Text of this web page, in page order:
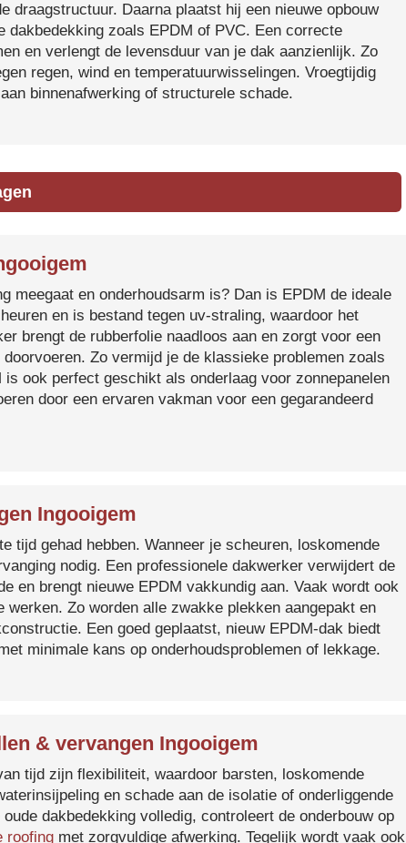
draagstructuur. Daarna plaatst hij een nieuwe opbouw
dakbedekking zoals EPDM of PVC. Een correcte
en verlengt de levensduur van je dak aanzienlijk. Zo
regen, wind en temperatuurwisselingen. Vroegtijdig
binnenafwerking of structurele schade.
meegaat en onderhoudsarm is? Dan is EPDM de ideale
en is bestand tegen uv-straling, waardoor het
brengt de rubberfolie naadloos aan en zorgt voor een
Zo vermijd je de klassieke problemen zoals
ook perfect geschikt als onderlaag voor zonnepanelen
door een ervaren vakman voor een gegarandeerd
Ingooigem
tijd gehad hebben. Wanneer je scheuren, loskomende
nodig. Een professionele dakwerker verwijdert de
en brengt nieuwe EPDM vakkundig aan. Vaak wordt ook
Zo worden alle zwakke plekken aangepakt en
Een goed geplaatst, nieuw EPDM-dak biedt
minimale kans op onderhoudsproblemen of lekkage.
& vervangen Ingooigem
tijd zijn flexibiliteit, waardoor barsten, loskomende
en schade aan de isolatie of onderliggende
dakbedekking volledig, controleert de onderbouw op
roofing met zorgvuldige afwerking. Tegelijk wordt vaak ook